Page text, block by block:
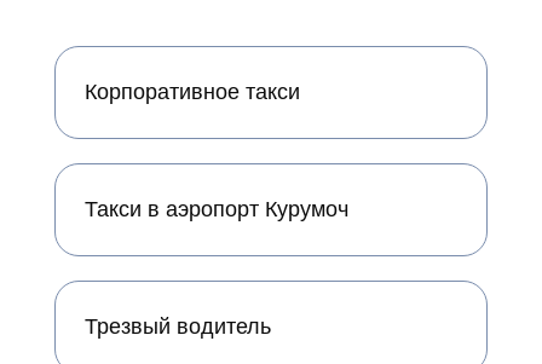
Корпоративное такси
Такси в аэропорт Курумоч
Трезвый водитель